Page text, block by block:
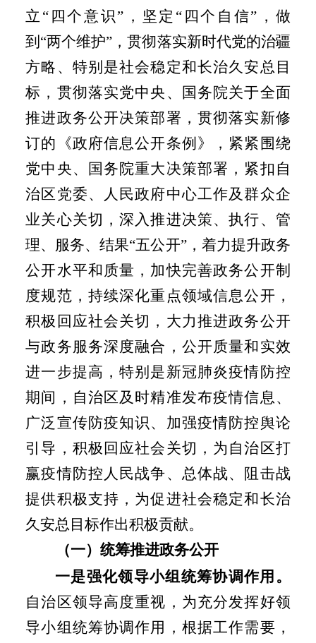
立“四个意识”，坚定“四个自信”，做
到“两个维护”，贯彻落实新时代党的治疆
方略、特别是社会稳定和长治久安总目
标，贯彻落实党中央、国务院关于全面
推进政务公开决策部署，贯彻落实新修
订的《政府信息公开条例》，紧紧围绕
党中央、国务院重大决策部署，紧扣自
治区党委、人民政府中心工作及群众企
业关心关切，深入推进决策、执行、管
理、服务、结果“五公开”，着力提升政务
公开水平和质量，加快完善政务公开制
度规范，持续深化重点领域信息公开，
积极回应社会关切，大力推进政务公开
与政务服务深度融合，公开质量和实效
进一步提高，特别是新冠肺炎疫情防控
期间，自治区及时精准发布疫情信息、
广泛宣传防疫知识、加强疫情防控舆论
引导，积极回应社会关切，为自治区打
赢疫情防控人民战争、总体战、阻击战
提供积极支持，为促进社会稳定和长治
久安总目标作出积极贡献。
（一）统筹推进政务公开
一是强化领导小组统筹协调作用。
自治区领导高度重视，为充分发挥好领
导小组统筹协调作用，根据工作需要，